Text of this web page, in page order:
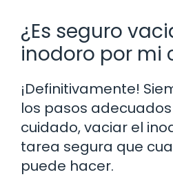
¿Es seguro
inodoro por mi
¡Definitivamente!
los pasos
cuidado, vaciar el
tarea segura que
puede hacer.